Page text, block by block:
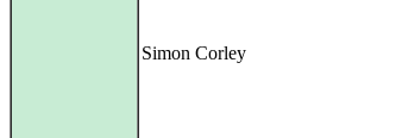
Simon Corley